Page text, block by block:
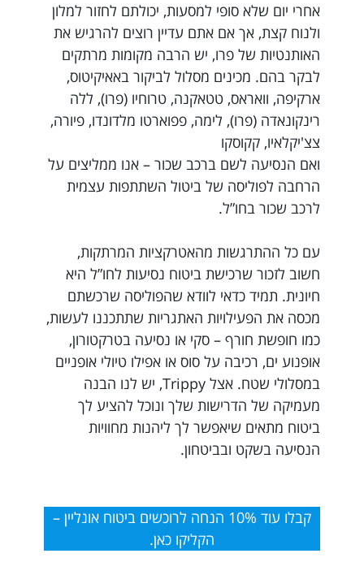
אחרי יום שלא סופי למסעות, יכולתם לחזור למלון
ולנוח קצת, אך אם אתם עדיין רוצים להרגיש את
האותנטיות של פרו, יש הרבה מקומות מרתקים
לבקר בהם. מכינים מסלול לביקור באאיקיטוס,
ארקיפה, וואראס, טטאקנה, טרוחיו (פרו), ללה
רינקונאדה (פרו), לימה, פפוארטו מלדונדו, פיורה,
צצ'יקלאיו, קקוסקו
ואם הנסיעה לשם ברכב שכור – אנו ממליצים על
הרחבה לפוליסה של ביטול השתתפות עצמית
לרכב שכור בחו”ל.
עם כל ההתרגשות מהאטרקציות המרתקות,
חשוב לזכור שרכישת ביטוח נסיעות לחו”ל היא
חיונית. תמיד כדאי לוודא שהפוליסה שרכשתם
מכסה את הפעילויות האתגריות שתתכננו לעשות,
כמו חופשת חורף – סקי או נסיעה בטרקטורון,
אופנוע ים, רכיבה על סוס או אפילו טיולי אופניים
במסלולי שטח. אצל Trippy, יש לנו הבנה
מעמיקה של הדרישות שלך ונוכל להציע לך
ביטוח מתאים שיאפשר לך ליהנות מחוויות
הנסיעה בשקט ובביטחון.
קבלו עוד 10% הנחה לרוכשים ביטוח אונליין –
הקליקו כאן.